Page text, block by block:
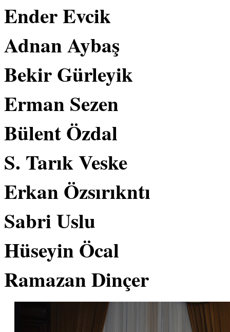
Ender Evcik
Adnan Aybaş
Bekir Gürleyik
Erman Sezen
Bülent Özdal
S. Tarık Veske
Erkan Özsırıkntı
Sabri Uslu
Hüseyin Öcal
Ramazan Dinçer